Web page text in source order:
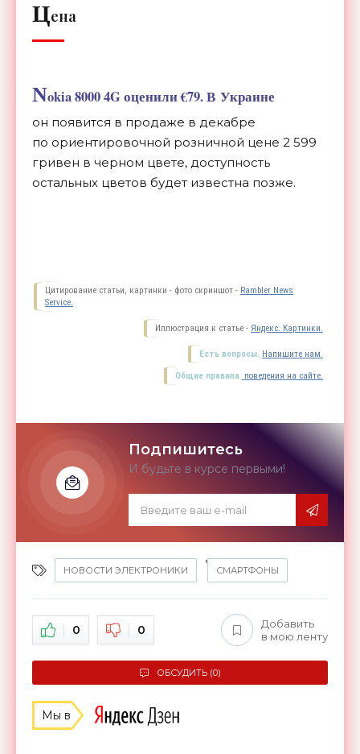
Цена
Nokia 8000 4G оценили€79. В Украине
он появится в продаже в декабре
по ориентировочной розничной цене 2 599
гривен в черном цвете, доступность
остальных цветов будет известна позже.
Цитирование статьи, картинки - фото скриншот - Rambler News
Service.
Иллюстрация к статье - Яндекс. Картинки.
Есть вопросы. Напишите нам.
Общие правила поведения на сайте.
Подпишитесь
И будьте в курсе первыми!
НОВОСТИ ЭЛЕКТРОНИКИ
,
СМАРТФОНЫ
0 0
Добавить
в мою ленту
ОБСУДИТЬ (0)
Мы в